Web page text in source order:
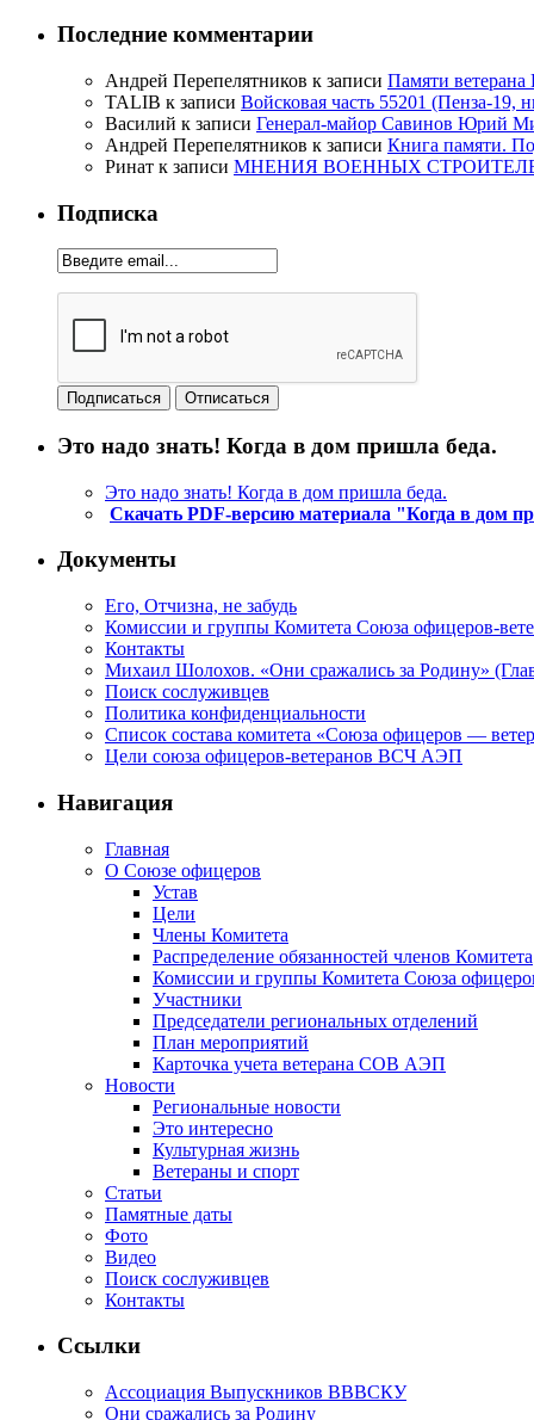
Последние комментарии
Андрей Перепелятников к записи Памяти
TALIB к записи Войсковая часть 55201 (Пенза-19,
Василий к записи Генерал-майор Савинов Юрий
Андрей Перепелятников к записи Книга памяти.
Ринат к записи МНЕНИЯ ВОЕННЫХ
Подписка
Это надо знать! Когда в дом пришла беда.
Это надо знать! Когда в дом пришла беда.
Скачать PDF-версию материала "Когда в дом
Документы
Его, Отчизна, не забудь
Комиссии и группы Комитета Союза офицеров-
Контакты
Михаил Шолохов. «Они сражались за Родину»
Поиск сослуживцев
Политика конфиденциальности
Список состава комитета «Союза офицеров —
Цели союза офицеров-ветеранов ВСЧ АЭП
Навигация
Главная
О Союзе офицеров
Устав
Цели
Члены Комитета
Распределение обязанностей членов Комитета
Комиссии и группы Комитета Союза
Участники
Председатели региональных отделений
План мероприятий
Карточка учета ветерана CОВ АЭП
Новости
Региональные новости
Это интересно
Культурная жизнь
Ветераны и спорт
Статьи
Памятные даты
Фото
Видео
Поиск сослуживцев
Контакты
Ссылки
Ассоциация Выпускников ВВВСКУ
Они сражались за Родину